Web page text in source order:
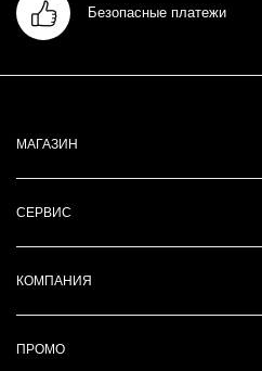
Безопасные платежи
МАГАЗИН
СЕРВИС
КОМПАНИЯ
ПРОМО